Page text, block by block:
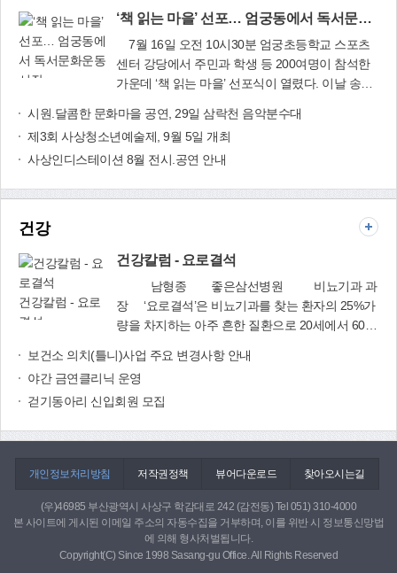
항상 신뢰하고 존중하거라. 진정 서로를 사랑한다
면, ‘행복의 여신’은 한결 같은 미소로 너희 부부를
지켜주리라 믿는다. 네 얼굴에 만개한 웃음꽃을 언
제까지나 간직하도록 말야. 내 조카딸, 사랑한다.
주성미 (괘법동)
300여명의 중.고등학생들은 모동중학교 밴드
‘IRIS’와 신라중학교 ‘SODY 밴드’ 등 6개 동아리의
공연을 보며 마음껏 소리를 지르고, 가요제에 참여
한 8개 팀을 뜨겁게 응원하며 신나는 시간을 보냈
제과제빵사 등 다양한 직업세계를 직접 체험하는
청소년도 200명이 넘었다. 특히 사상구청소년수
련관 소속 동아리 ‘해늘’이 마련한 부스도 붐볐다.
고 예방을 주제로 부스를 운영했는데, 이번에는 청
을 얻었다. 먹거리 부스도 인기를 끌었다. 체험부
스에 참여한 후 쿠폰에 확인도장을 하나씩 받기 시
작해 3개 이상 받으면 먹거리를 무료로 받을 수 있
었다. 친구들과 함께 팝콘이나 빙수, 코코아를 나
눠 먹으면서 즐거운 마음으로 체험부스를 찾아다
녔다. 청소년들은 한결같이 “볼거리, 즐길거리가
많은 청소년 축제로 시험 스트레스 해소에 최고”라
부터 기대된다”가 얘기했다. 청소년기자 허영란
(대덕여고1)
‘책 읽는 마을’ 선포… 엄궁동에서 독서문화운동 시작
포… 엄궁동에서
독서문화운동 시
작
7월 16일 오전 10시30분 엄궁초등학교 스포츠
센터 강당에서 주민과 학생 등 200여명이 참석한
가운데 ‘책 읽는 마을’ 선포식이 열렸다. 이날 송숙
민 등은 “책 읽기로 행복해지는 문화도시 사상을
위한 첫 걸음을 오늘 엄궁동에서 시작한다”면서 책
읽는 마을, 신나는 사상, 꿈꾸는 도시로 힘차게 나
게 읽은 ‘내 생애 한 권의 책’을 이웃들에게 소개하
진행됐다. 장편소설 『너의 목소리가 들려』, 『살
인자의 기억법』 등으로 유명한 김영하 작가는 이
날 ‘우리가 소설을 읽는 진짜 이유’를 주제로 강연
한 뒤, 작품에 대한 궁금증을 풀어주는 시간도 가
졌다. 선포식을 시작으로 ‘책 읽는 마을 시범조성
책 읽는 아파트 5곳은 주민들이 거실을 서재로 꾸
밀 수 있도록 희망도서 50권을 책꽂이와 함께 4주
간 방문 대출해준다. 온 가족이 함께 책을 읽고 독
을 갈 수 있도록 지원하며, 영·유아 가정에는 동화
서법을 지도한다. ‘찾아가는 책 친구’로 선정된 엄
의 만남, 인문학 특강 등 독서특성화 사업을 지원
한다. 사상도서관(☎310-7954)
시원.달콤한 문화마을 공연, 29일 삼락천 음악분수대
제3회 사상청소년예술제, 9월 5일 개최
사상인디스테이션 8월 전시.공연 안내
건강
건강칼럼 - 요로결석
건강칼럼 - 요로
결석
남형종 좋은삼선병원 비뇨기과 과
장 ‘요로결석’은 비뇨기과를 찾는 환자의 25%가
량을 차지하는 아주 흔한 질환으로 20세에서 60세
많이 발생하는 질환입니다. 특히 여름철에는 요로
결석의 발생률이 증가합니다.요로결석은 결석이
생긴 위치마다 증상이 다릅니다. 소변 나오는 통로
다. 결석이 낀 쪽의 옆구리에 심한 통증이 나타나
와 구역질 증상을 동반합니다. 그렇다고 결석이 무
조건 심한 통증을 동반하는 건 아닙니다. 신장에
생긴 결석은 통증이 없어서 다른 건강검진을 하다
가 우연히 발견되기도 합니다.요로결석은 다양한
원인에 의해 발생합니다. 우선 유전적 요인에 의해
보건소 의치(틀니)사업 주요 변경사항 안내
야간 금연클리닉 운영
걷기동아리 신입회원 모집
개인정보처리방침 저작권정책 뷰어다운로드 찾아오시는길
(우)46985 부산광역시 사상구 학감대로 242 (감전동) Tel 051) 310-4000
본 사이트에 게시된 이메일 주소의 자동수집을 거부하며, 이를 위반 시 정보통신망법
에 의해 형사처벌됩니다.
Copyright(C) Since 1998 Sasang-gu Office. All Rights Reserved